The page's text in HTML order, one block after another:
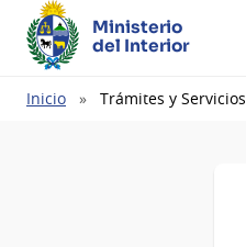
Ministerio
del Interior
Ruta
Inicio Trámites y Servicios